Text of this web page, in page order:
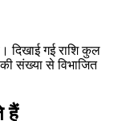
दिखाई गई राशि कुल
संख्या से विभाजित
हैं